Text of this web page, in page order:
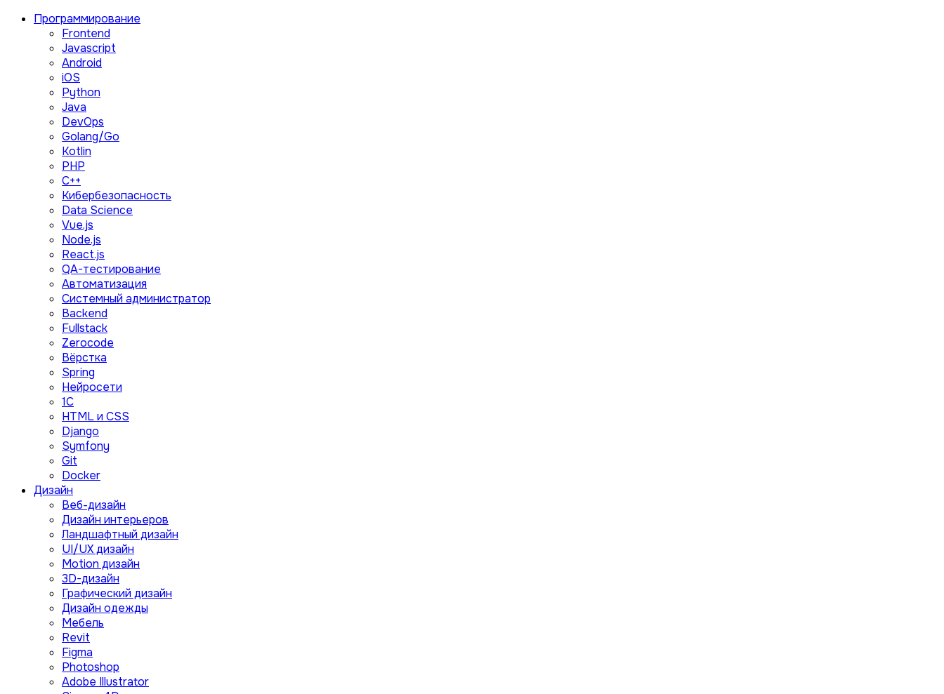
Программирование
Frontend
Javascript
Android
iOS
Python
Java
DevOps
Golang/Go
Kotlin
PHP
C++
Кибербезопасность
Data Science
Vue.js
Node.js
React.js
QA-тестирование
Автоматизация
Системный администратор
Backend
Fullstack
Zerocode
Вёрстка
Spring
Нейросети
1C
HTML и CSS
Django
Symfony
Git
Docker
Дизайн
Веб-дизайн
Дизайн интерьеров
Ландшафтный дизайн
UI/UX дизайн
Motion дизайн
3D-дизайн
Графический дизайн
Дизайн одежды
Мебель
Revit
Figma
Photoshop
Adobe Illustrator